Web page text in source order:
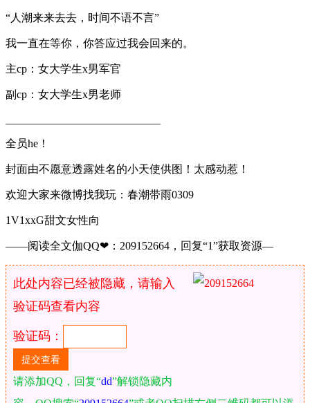
“人潮来来去去，时间不语不言”
我一直在等你，你答应过我会回来的。
主cp：女大学生x男军官
副cp：女大学生x男老师
全员he！
封面由不愿意透露姓名的小天使供图！太感动惹！
欢迎大家来微博找我玩：春潮带雨0309
1V1xxG甜文女性向
——阅读全文伽QQ❤：209152664，回复“1”获取资源—
此处内容已经被隐藏，请输入
验证码查看内容
验证码：
请添加QQ，回复“dd”解锁隐藏内